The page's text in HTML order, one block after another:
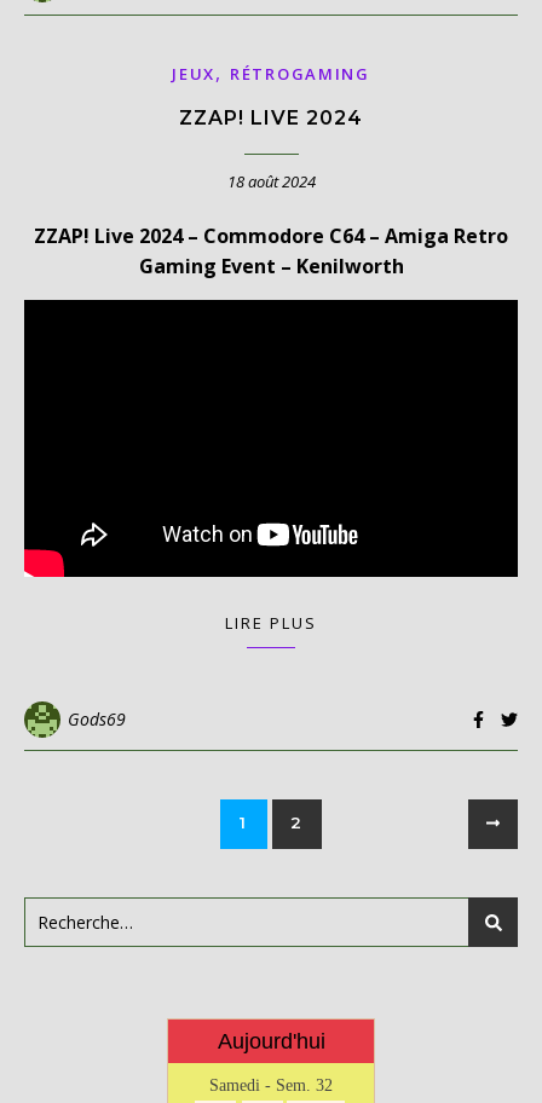
JEUX, RÉTROGAMING
ZZAP! LIVE 2024
18 août 2024
ZZAP! Live 2024 – Commodore C64 – Amiga Retro
Gaming Event – Kenilworth
LIRE PLUS
Gods69
1 2
Aujourd'hui
Samedi - Sem. 32